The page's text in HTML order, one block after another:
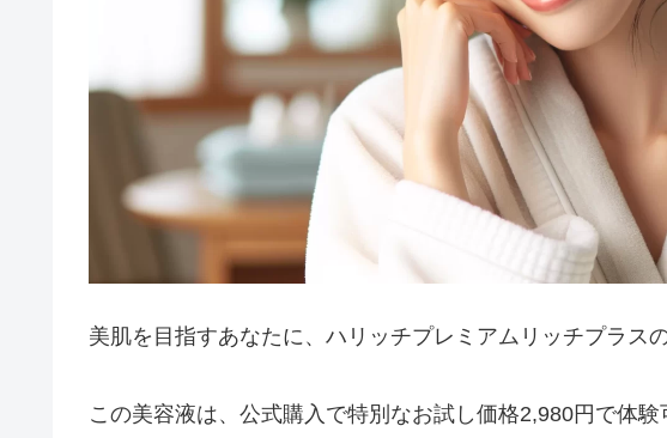
美肌を目指すあなたに、ハリッチプレミアムリッチプラス
この美容液は、公式購入で特別なお試し価格2,980円で体